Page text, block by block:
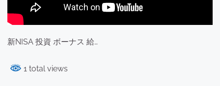
新NISA 投資 ボーナス 給…
1 total views